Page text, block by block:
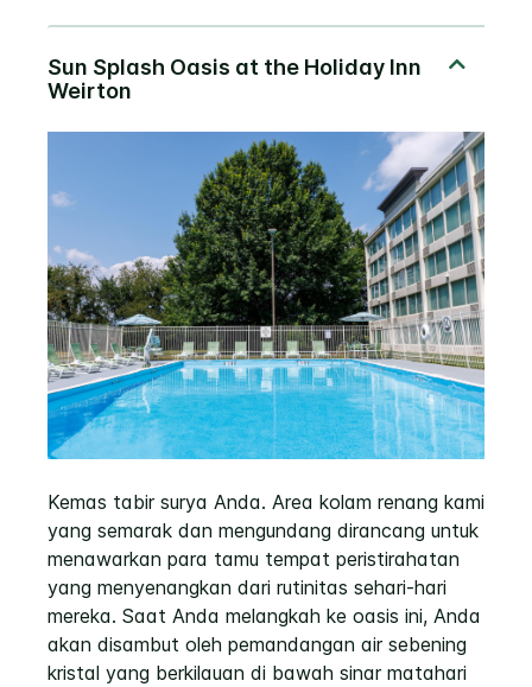
Kemas tabir surya Anda. Area kolam renang kami
yang semarak dan mengundang dirancang untuk
menawarkan para tamu tempat peristirahatan
yang menyenangkan dari rutinitas sehari-hari
mereka. Saat Anda melangkah ke oasis ini, Anda
akan disambut oleh pemandangan air sebening
kristal yang berkilauan di bawah sinar matahari